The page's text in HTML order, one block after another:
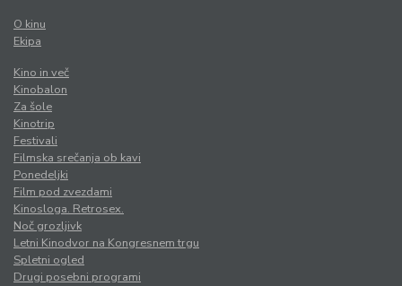
O kinu
Ekipa
Kino in več
Kinobalon
Za šole
Kinotrip
Festivali
Filmska srečanja ob kavi
Ponedeljki
Film pod zvezdami
Kinosloga. Retrosex.
Noč grozljivk
Letni Kinodvor na Kongresnem trgu
Spletni ogled
Drugi posebni programi